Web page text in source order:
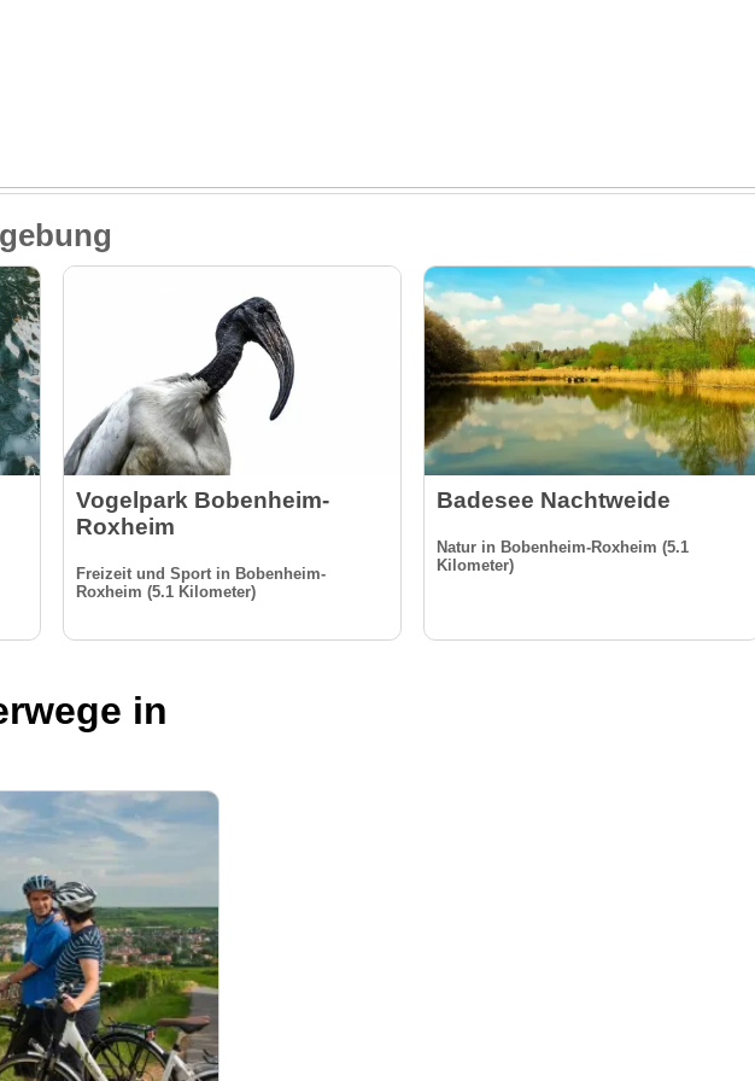
Vogelpark Bobenheim-
Roxheim
Freizeit und Sport in Bobenheim-
Roxheim (5.1 Kilometer)
Badesee Nachtweide
Natur in Bobenheim-Roxheim (5.1
Kilometer)
in